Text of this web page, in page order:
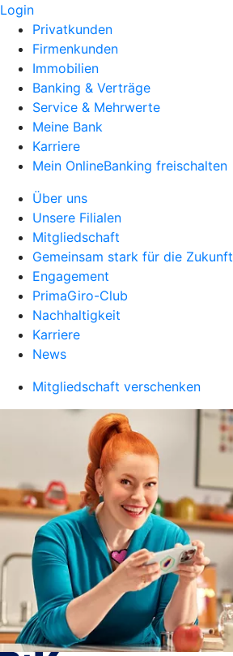
Login
Privatkunden
Firmenkunden
Immobilien
Banking & Verträge
Service & Mehrwerte
Meine Bank
Karriere
Mein OnlineBanking freischalten
Über uns
Unsere Filialen
Mitgliedschaft
Gemeinsam stark für die Zukunft
Engagement
PrimaGiro-Club
Nachhaltigkeit
Karriere
News
Mitgliedschaft verschenken